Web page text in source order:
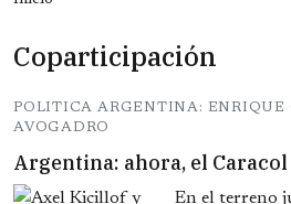
Coparticipación
POLITICA ARGENTINA: ENRIQUE
AVOGADRO
Argentina: ahora, el
En el terreno